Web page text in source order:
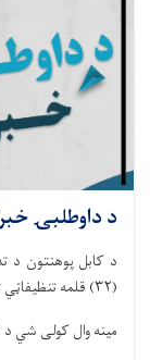
د داوطلبۍ
(۳۲) قلمه تنظیفاټي توکو د پېرلو پروژه قرارداد ته سپاري.
مینه وال کولی شي د